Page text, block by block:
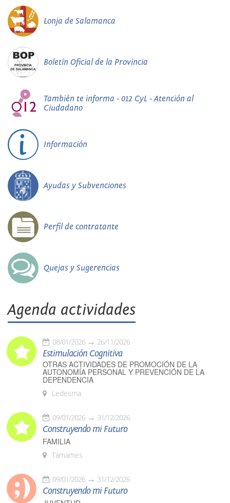
Lonja de Salamanca
Boletín Oficial de la Provincia
También te informa - 012 CyL - Atención al
Ciudadano
Información
Ayudas y Subvenciones
Perfil de contratante
Quejas y Sugerencias
Agenda actividades
08/01/2026 26/11/2026
Estimulación Cognitiva
OTRAS ACTIVIDADES DE PROMOCIÓN DE LA
AUTONOMÍA PERSONAL Y PREVENCIÓN DE LA
DEPENDENCIA
Ledesma
09/01/2026 31/12/2026
Construyendo mi Futuro
FAMILIA
Tamames
09/01/2026 31/12/2026
Construyendo mi Futuro